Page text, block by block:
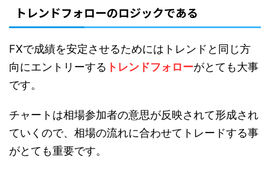
トレンドフォローのロジックである
FXで成績を安定させるためにはトレンドと同じ方
向にエントリーする トレンドフォローがとても大事
です。
チャートは相場参加者の意思が反映されて形成され
ていくので、相場の流れに合わせてトレードする事
がとても重要です。